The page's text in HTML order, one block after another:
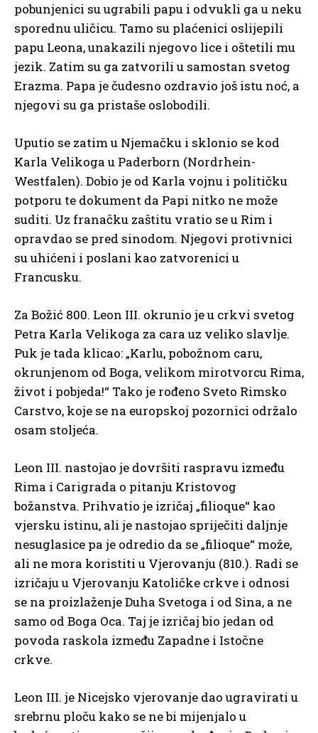
pobunjenici su ugrabili papu i odvukli ga u neku
sporednu uličicu. Tamo su plaćenici oslijepili
papu Leona, unakazili njegovo lice i oštetili mu
jezik. Zatim su ga zatvorili u samostan svetog
Erazma. Papa je čudesno ozdravio još istu noć, a
njegovi su ga pristaše oslobodili.
Uputio se zatim u Njemačku i sklonio se kod
Karla Velikoga u Paderborn (Nordrhein-
Westfalen). Dobio je od Karla vojnu i političku
potporu te dokument da Papi nitko ne može
suditi. Uz franačku zaštitu vratio se u Rim i
opravdao se pred sinodom. Njegovi protivnici
su uhićeni i poslani kao zatvorenici u
Francusku.
Za Božić 800. Leon III. okrunio je u crkvi svetog
Petra Karla Velikoga za cara uz veliko slavlje.
Puk je tada klicao: „Karlu, pobožnom caru,
okrunjenom od Boga, velikom mirotvorcu Rima,
život i pobjeda!“ Tako je rođeno Sveto Rimsko
Carstvo, koje se na europskoj pozornici održalo
osam stoljeća.
Leon III. nastojao je dovršiti raspravu između
Rima i Carigrada o pitanju Kristovog
božanstva. Prihvatio je izričaj „filioque“ kao
vjersku istinu, ali je nastojao spriječiti daljnje
nesuglasice pa je odredio da se „filioque“ može,
ali ne mora koristiti u Vjerovanju (810.). Radi se
izričaju u Vjerovanju Katoličke crkve i odnosi
se na proizlaženje Duha Svetoga i od Sina, a ne
samo od Boga Oca. Taj je izričaj bio jedan od
povoda raskola između Zapadne i Istočne
crkve.
Leon III. je Nicejsko vjerovanje dao ugravirati u
srebrnu ploču kako se ne bi mijenjalo u